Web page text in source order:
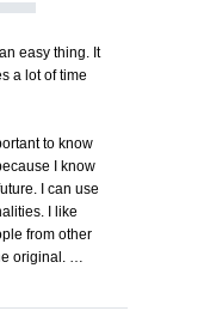
easy thing. It
a lot of time
to know
I know
I can use
I like
from other
original. …